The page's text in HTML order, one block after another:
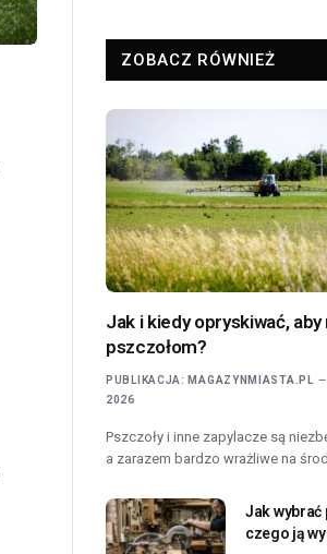
ZOBACZ RÓWNIEŻ
Jak i kiedy opryskiwać,
pszczołom?
PUBLIKACJA: MAGAZYNMIASTA.PL
2026
Pszczoły i inne zapylacze są
a zarazem bardzo wrażliwe na
Jak wybrać
czego ją